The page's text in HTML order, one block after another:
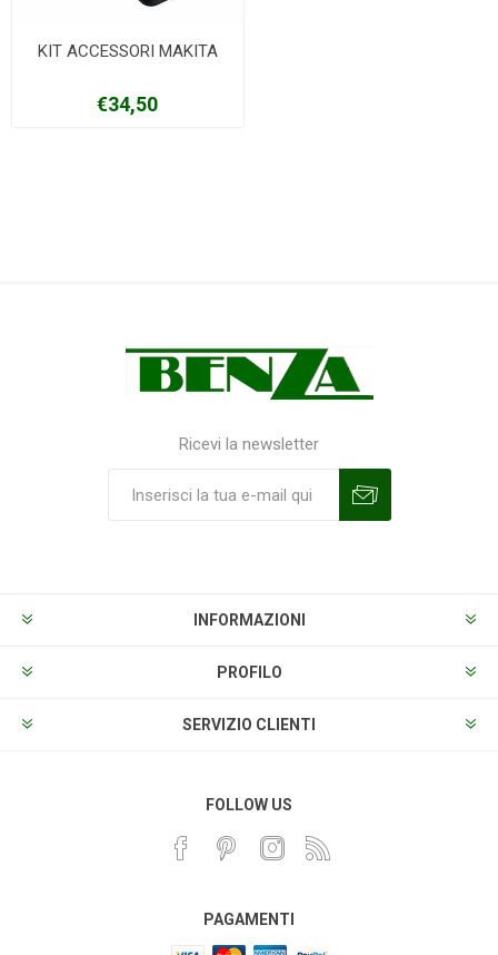
KIT ACCESSORI MAKITA
€34,50
Ricevi la newsletter
INFORMAZIONI
PROFILO
SERVIZIO CLIENTI
FOLLOW US
PAGAMENTI